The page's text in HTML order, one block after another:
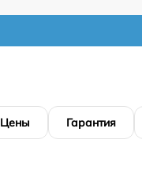
Цены Гарантия